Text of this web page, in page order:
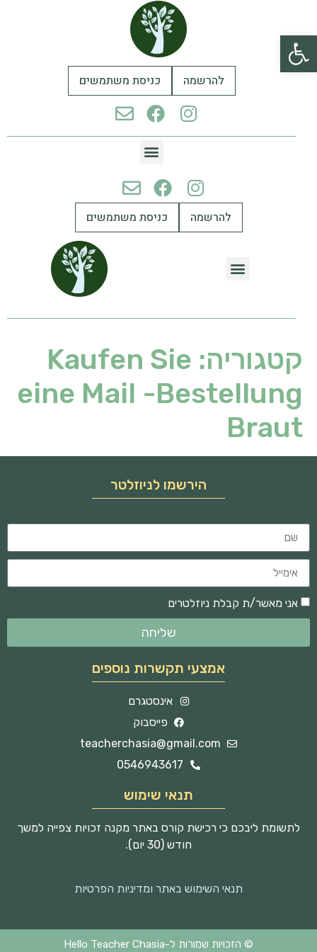
פתח סרגל נגישות
להרשמה כניסת משתמשים
להרשמה כניסת משתמשים
קטגוריה: Kaufen Sie
eine Mail -Bestellung
Braut
הירשמו לניוזלטר
אני מאשר/ת קבלת ניוזלטרים
שליחה
אמצעי תקשרות נוספים
אינסטגרם
פייסבוק
teacherchasia@gmail.com
0546943617
תנאי שימוש
לתשומת ליבכם כי רכישת קורס באתר מקנה זכויות צפייה למשך
חודש (30 יום).
תנאי השימוש באתר ומדיניות הפרטיות
© הזכויות שמורות ל-Hello Teacher Chasia